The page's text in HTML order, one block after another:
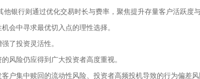
银行则通过优化交易时长与费率，聚焦提升存量客户活跃度
会中寻求最优切入点的理性选择。
了投资灵活性。
风险仍应得到广大投资者高度重视。
户集中赎回的流动性风险、投资者高频投机导致的行为偏差